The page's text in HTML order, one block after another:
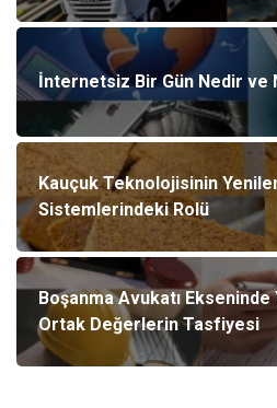
İnternetsiz Bir Gün Nedir ve
Kauçuk Teknolojisinin
Sistemlerindeki Rolü
Boşanma Avukatı
Ortak Değerlerin Tasfiyesi